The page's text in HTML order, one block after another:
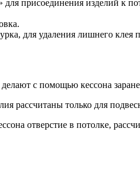
присоединения изделий к
для удаления лишнего клея
с помощью кессона
только для
отверстие в потолке,